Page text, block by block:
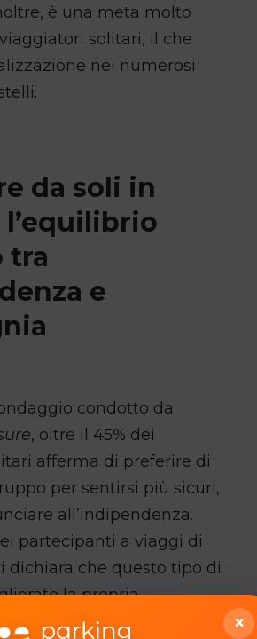
è una meta molto
solitari, il che
nei numerosi
da soli in
tra
e
condotto da
, oltre il 45% dei
afferma di preferire di
per sentirsi più sicuri,
all’indipendenza.
partecipanti a viaggi di
dichiara che questo tipo di
la propria
di scoprire
×